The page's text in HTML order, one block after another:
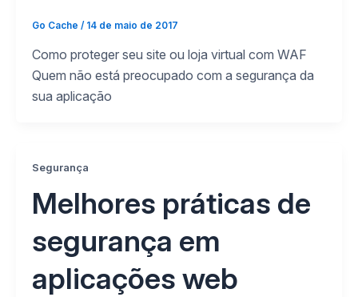
Go Cache / 14 de maio de 2017
Como proteger seu site ou loja virtual com WAF
Quem não está preocupado com a segurança da
sua aplicação
Segurança
Melhores práticas de
segurança em
aplicações web